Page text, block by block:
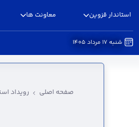
استاندار قزوین معاونت ها
شنبه 17 مرداد 1405
رویداد استانی مدیریت مصرف
صفحه اصلی رویداد